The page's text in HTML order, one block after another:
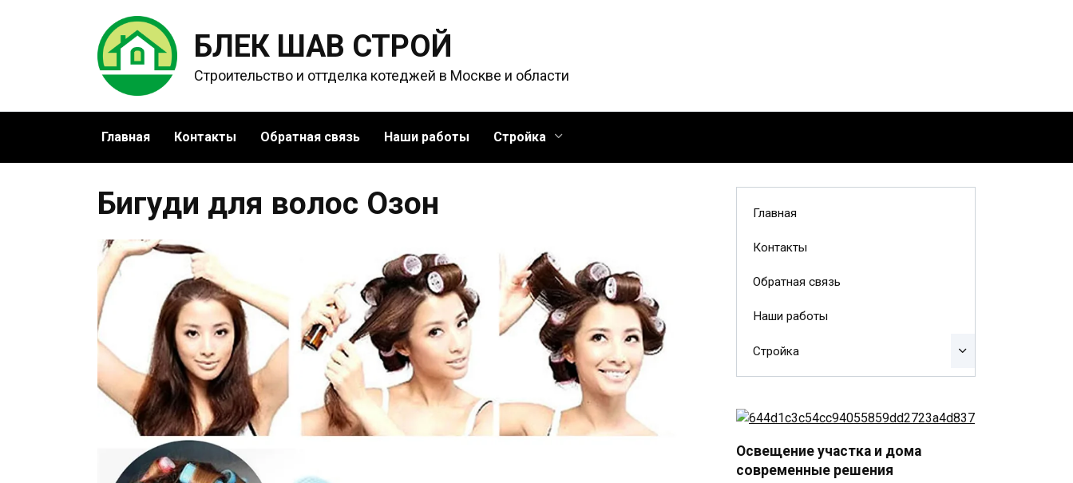
БЛЕК ШАВ СТРОЙ
Строительство и оттделка котеджей в Москве и области
Главная Контакты Обратная связь Наши работы Стройка
Бигуди для волос Озон Главная
Контакты
Обратная связь
Наши работы
Стройка
Освещение участка и дома
современные решения